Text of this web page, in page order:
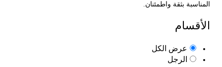
بثقة واطمئنان.
عرض الكل
الرجل